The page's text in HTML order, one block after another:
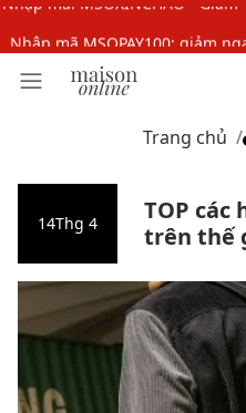
Nhập mã: MSOXINCHAO -
Nhập mã: MSOXINCHAO -
Trang chủ
14Thg 4
TOP các
trên thế